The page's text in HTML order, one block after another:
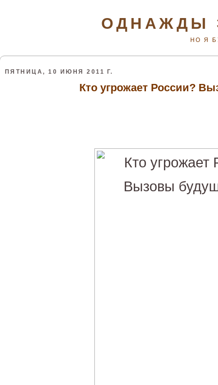
ОДНАЖДЫ
НО Я
ПЯТНИЦА, 10 ИЮНЯ 2011 Г.
Кто угрожает России?